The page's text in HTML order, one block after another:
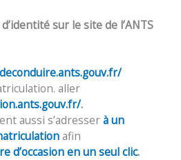
sur le site de l’ANTS
aller
.
aussi s’adresserà un
afin
d’occasion en un seul clic.